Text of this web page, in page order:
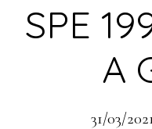
SPE
A
31/03/